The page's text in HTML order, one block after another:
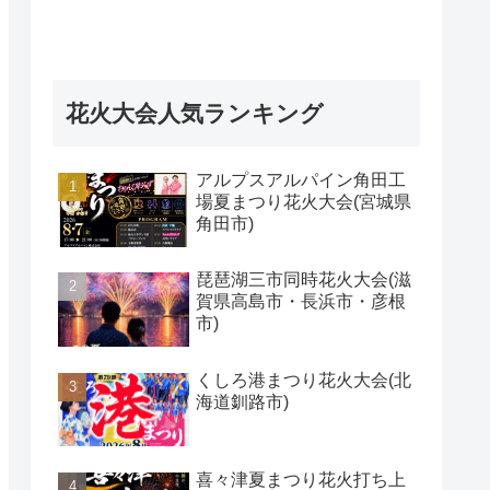
花火大会人気ランキング
アルプスアルパイン角田工
場夏まつり花火大会(宮城県
角田市)
琵琶湖三市同時花火大会(滋
賀県高島市・長浜市・彦根
市)
くしろ港まつり花火大会(北
海道釧路市)
喜々津夏まつり花火打ち上